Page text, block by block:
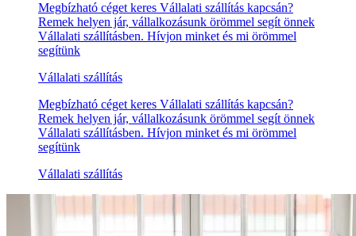
Megbízható céget keres Vállalati szállítás kapcsán?
Remek helyen jár, vállalkozásunk örömmel segít önnek
Vállalati szállításben. Hívjon minket és mi örömmel
segítünk
Vállalati szállítás
Megbízható céget keres Vállalati szállítás kapcsán?
Remek helyen jár, vállalkozásunk örömmel segít önnek
Vállalati szállításben. Hívjon minket és mi örömmel
segítünk
Vállalati szállítás